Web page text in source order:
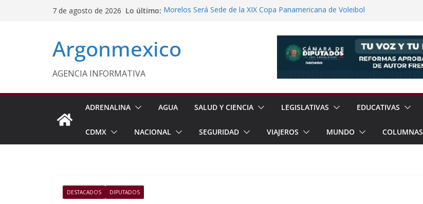
7 de agosto de 2026 Lo último: Morelos Será Sede de la XIX Copa Panamericana de Voleibol
Celebra Laura Itzel Reanudación de Relaciones Entre México
Argonmexico
AGENCIA INFORMATIVA
ADRENALINA AGUA SALUD Y CIENCIA LEGISLATIVAS EDUCATIVAS
CDMX NACIONAL SEGURIDAD VIAJEROS MUNDO COLUMNAS
DESTACADOS DIPUTADOS